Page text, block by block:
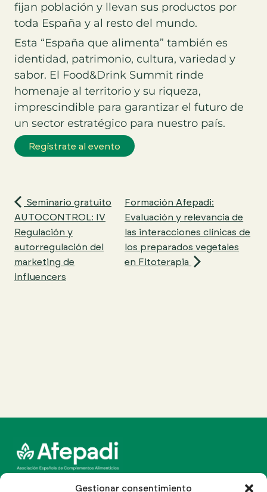
Gestionar consentimiento
fijan población y llevan sus productos por
toda España y al resto del mundo.
Esta “España que alimenta” también es
identidad, patrimonio, cultura, variedad y
sabor. El Food&Drink Summit rinde
homenaje al territorio y su riqueza,
imprescindible para garantizar el futuro de
un sector estratégico para nuestro país.
Seminario gratuito
AUTOCONTROL: IV
Regulación y
autorregulación del
marketing de
influencers
Formación Afepadi:
Evaluación y relevancia de
las interacciones clínicas de
los preparados vegetales
en Fitoterapia